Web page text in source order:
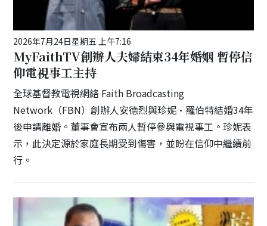
2026年7月24日星期五 上午7:16
MyFaithTV創辦人夫婦結束34年婚姻 暫停信
仰電視事工主持
全球基督教電視網絡 Faith Broadcasting
Network（FBN）創辦人安德烈與珍妮·羅伯特結婚34年
後申請離婚。董事會宣布兩人暫停參與電視事工。珍妮表
示，此決定源於家庭長期受到傷害，並盼在信仰中繼續前
行。